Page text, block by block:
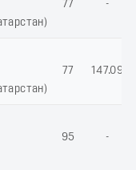
77 -
77 147.09
95 -